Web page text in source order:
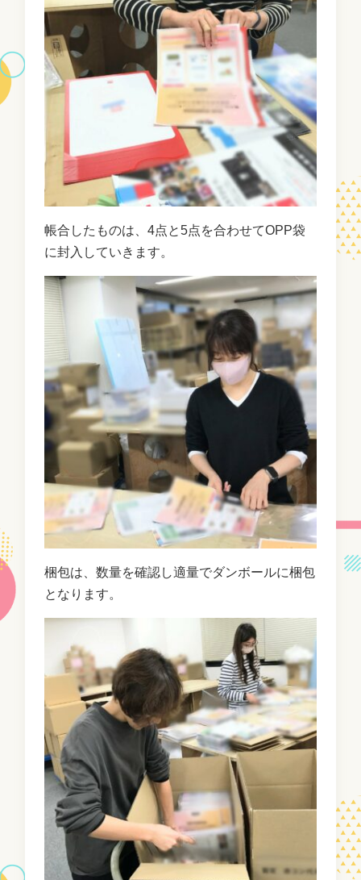
帳合したものは、4点と5点を合わせてOPP袋
に封入していきます。
梱包は、数量を確認し適量でダンボールに梱包
となります。